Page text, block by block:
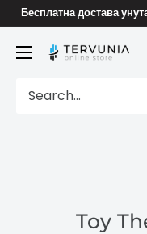
Skip
content
Бесплатна достава
TERVUNIA
Stores
Toy